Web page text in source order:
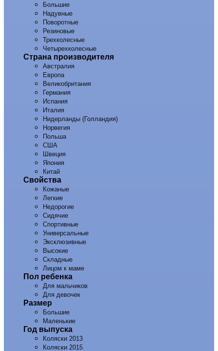
Большие
Надувные
Поворотные
Резиновые
Трехколесные
Четырехколесные
Страна производителя
Австралия
Европа
Великобритания
Германия
Испания
Италия
Нидерланды (Голландия)
Норвегия
Польша
США
Швеция
Япония
Китай
Свойства
Кожаные
Легкие
Недорогие
Сидячие
Спортивные
Универсальные
Эксклюзивные
Высокие
Складные
Лицом к маме
Пол ребенка
Для мальчиков
Для девочек
Размер
Большие
Маленькие
Год выпуска
Коляски 2013
Коляски 2015